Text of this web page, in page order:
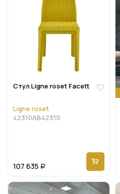
Стул Ligne roset Facett
Ligne roset
42310AB42310
107 635 Р